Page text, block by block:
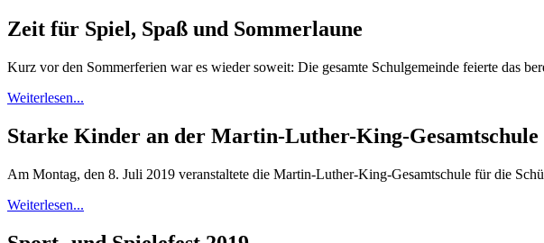
Zeit für Spiel, Spaß und Sommerlaune
Kurz vor den Sommerferien war es wieder soweit: Die gesamte Schulgemeinde feierte das
Weiterlesen...
Starke Kinder an der Martin-Luther-King-Gesamtschule
Am Montag, den 8. Juli 2019 veranstaltete die Martin-Luther-King-Gesamtschule für die
Weiterlesen...